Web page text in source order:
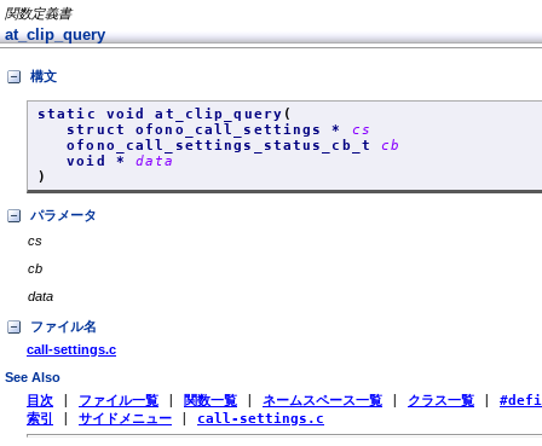
関数定義書
at_clip_query
構文
static void at_clip_query (
struct ofono_call_settings * cs
ofono_call_settings_status_cb_tcb
void *data
)
パラメータ
cs
cb
data
ファイル名
call-settings.c
See Also
目次 ファイル一覧 関数一覧 ネームスペース一覧 クラス一覧
索引
サイドメニュー call-settings.c